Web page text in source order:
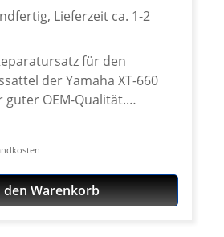
Lieferzeit ca. 1-2
für den
der Yamaha XT-660
guter OEM-Qualität.
mit dem Original
alle für eine Reparatur
Das Kit enthält: · 1
· 1 Druckdichtungen · 2
· 2 Kupfer
den Warenkorb